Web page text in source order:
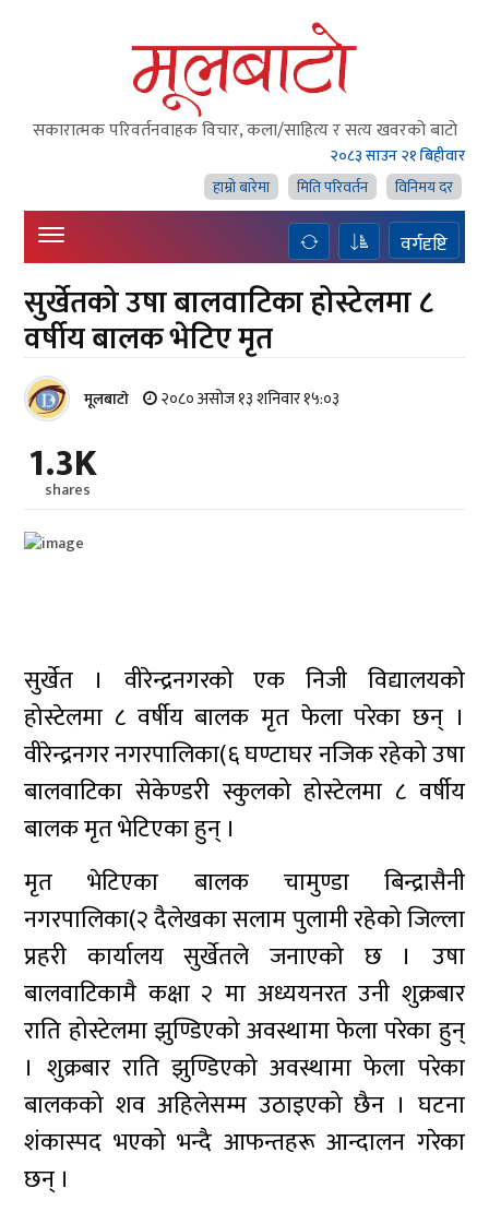
सकारात्मक परिवर्तनवाहक विचार, कला/साहित्य र सत्य खवरको बाटाे
२०८३ साउन २१ बिहीवार
हाम्राे बारेमा
मिति परिवर्तन विनिमय दर
वर्गदृष्टि
सुर्खेतको उषा बालवाटिका होस्टेलमा ८
वर्षीय बालक भेटिए मृत
मूलबाटाे २०८० असोज १३ शनिवार १५:०३
1.3K
shares
सुर्खेत । वीरेन्द्रनगरको एक निजी विद्यालयको
होस्टेलमा ८ वर्षीय बालक मृत फेला परेका छन् ।
वीरेन्द्रनगर नगरपालिका(६ घण्टाघर नजिक रहेको उषा
बालवाटिका सेकेण्डरी स्कुलको होस्टेलमा ८ वर्षीय
बालक मृत भेटिएका हुन् ।
मृत भेटिएका बालक चामुण्डा बिन्द्रासैनी
नगरपालिका(२ दैलेखका सलाम पुलामी रहेको जिल्ला
प्रहरी कार्यालय सुर्खेतले जनाएको छ । उषा
बालवाटिकामै कक्षा २ मा अध्ययनरत उनी शुक्रबार
राति होस्टेलमा झुण्डिएको अवस्थामा फेला परेका हुन्
। शुक्रबार राति झुण्डिएको अवस्थामा फेला परेका
बालकको शव अहिलेसम्म उठाइएको छैन । घटना
शंकास्पद भएको भन्दै आफन्तहरू आन्दालन गरेका
छन् ।